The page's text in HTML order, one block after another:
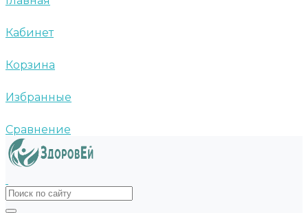
Кабинет
Корзина
Избранные
Сравнение